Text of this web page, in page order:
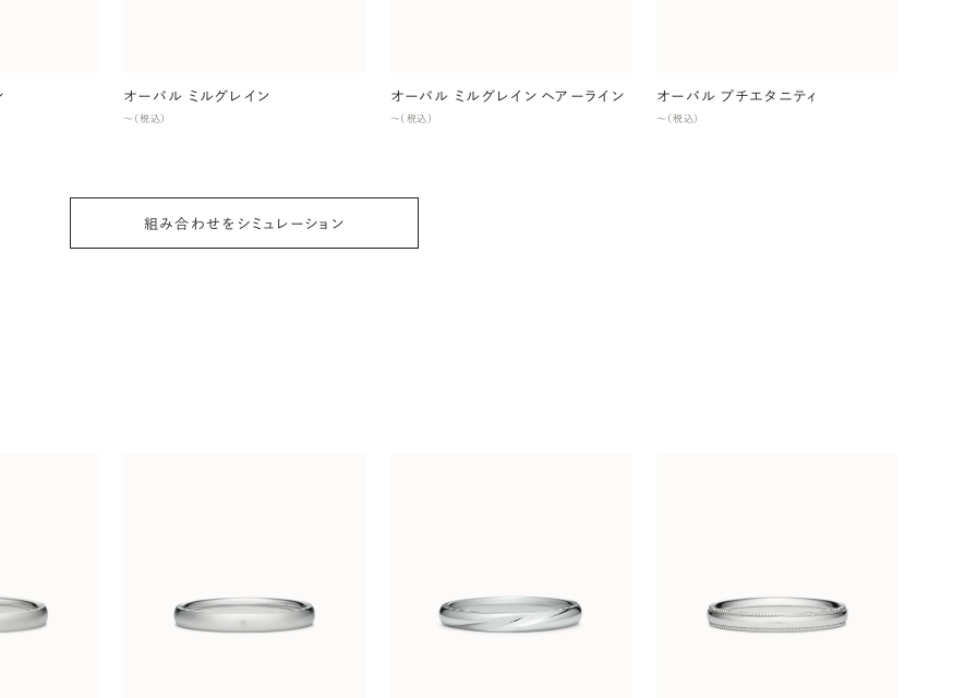
オーバル ミルグレイン
〜（税込）
オーバル ミルグレイン ヘアーライン
〜（税込）
オーバル プチエタニティ
〜（税込）
組み合わせをシミュレーション